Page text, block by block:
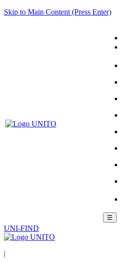
Skip to Main Content (Press Enter)
☰
UNI-FIND
|